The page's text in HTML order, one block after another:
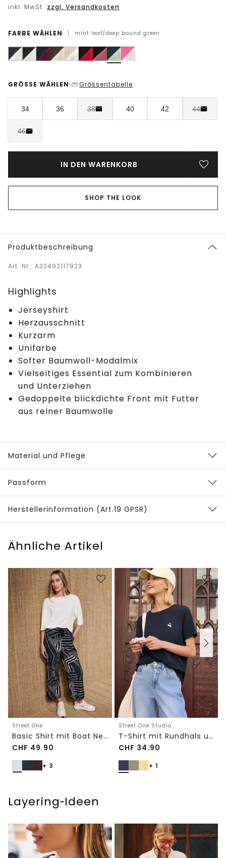
inkl. MwSt. zzgl. Versandkosten
FARBE WÄHLEN | mint leaf/deep bound green
GRÖSSE WÄHLEN | Grössentabelle
34 36 38 40 42 44
46
IN DEN WARENKORB
SHOP THE LOOK
Produktbeschreibung
Art. Nr.: A32492117923
Highlights
Jerseyshirt
Herzausschnitt
Kurzarm
Unifarbe
Softer Baumwoll-Modalmix
Vielseitiges Essential zum Kombinieren
und Unterziehen
Gedoppelte blickdichte Front mit Futter
aus reiner Baumwolle
Material und Pflege
Passform
Herstellerinformation (Art.19 GPSR)
Ähnliche Artikel
Street One
Basic Shirt mit Boat Neck und Elastikbund
CHF 49.90
+ 3
Street One Studio
T-Shirt mit Rundhals und Embroidery-Detail
CHF 34.90
+ 1
Layering‑Ideen